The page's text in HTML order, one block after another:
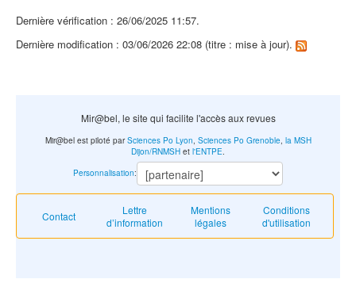
Dernière vérification : 26/06/2025 11:57.
Dernière modification : 03/06/2026 22:08 (titre : mise à jour).
Mir@bel, le site qui facilite l'accès aux revues
Contact
Lettre
d’information
Mentions
légales
Conditions
d'utilisation
Mir@bel est piloté parSciences Po Lyon, Sciences Po Grenoble, la MSH
Dijon/RNMSH et l'ENTPE.
Personnalisation: